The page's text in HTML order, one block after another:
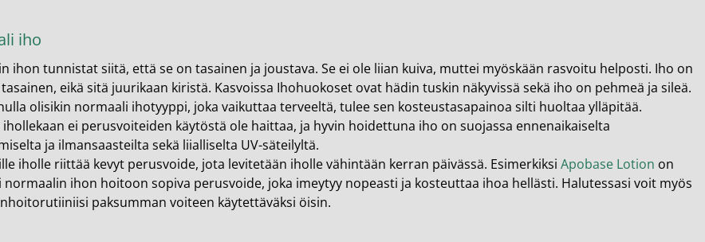
iho
ihon tunnistat siitä, että se on tasainen ja joustava. Se ei ole liian kuiva, muttei myöskään rasvoitu helposti. Iho on
eikä sitä juurikaan kiristä. Kasvoissa Ihohuokoset ovat hädin tuskin näkyvissä sekä iho on pehmeä ja sileä.
olisikin normaali ihotyyppi, joka vaikuttaa terveeltä, tulee sen kosteustasapainoa silti huoltaa ylläpitää.
ihollekaan ei perusvoiteiden käytöstä ole haittaa, ja hyvin hoidettuna iho on suojassa ennenaikaiselta
ja ilmansaasteilta sekä liialliselta UV-säteilyltä.
iholle riittää kevyt perusvoide, jota levitetään iholle vähintään kerran päivässä. Esimerkiksi Apobase Lotion on
normaalin ihon hoitoon sopiva perusvoide, joka imeytyy nopeasti ja kosteuttaa ihoa hellästi. Halutessasi voit myös
paksumman voiteen käytettäväksi öisin.